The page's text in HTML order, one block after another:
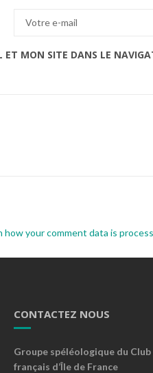
MON SITE DANS LE
how your comment data is
CONTACTEZ NOUS
Groupe spéléologique du Club
français d’Île de France